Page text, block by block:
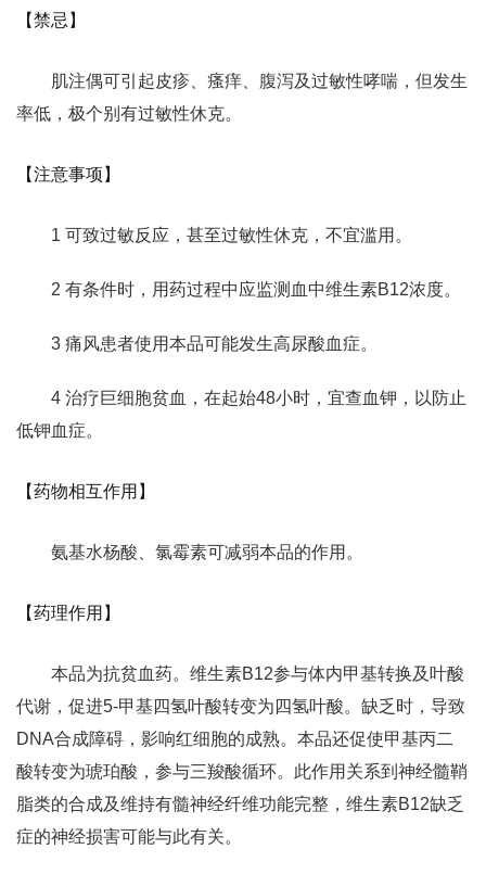
【禁忌】
肌注偶可引起皮疹、瘙痒、腹泻及过敏性哮喘，但发生
率低，极个别有过敏性休克。
【注意事项】
1 可致过敏反应，甚至过敏性休克，不宜滥用。
2 有条件时，用药过程中应监测血中维生素B12浓度。
3 痛风患者使用本品可能发生高尿酸血症。
4 治疗巨细胞贫血，在起始48小时，宜查血钾，以防止
低钾血症。
【药物相互作用】
氨基水杨酸、氯霉素可减弱本品的作用。
【药理作用】
本品为抗贫血药。维生素B12参与体内甲基转换及叶酸
代谢，促进5-甲基四氢叶酸转变为四氢叶酸。缺乏时，导致
DNA合成障碍，影响红细胞的成熟。本品还促使甲基丙二
酸转变为琥珀酸，参与三羧酸循环。此作用关系到神经髓鞘
脂类的合成及维持有髓神经纤维功能完整，维生素B12缺乏
症的神经损害可能与此有关。